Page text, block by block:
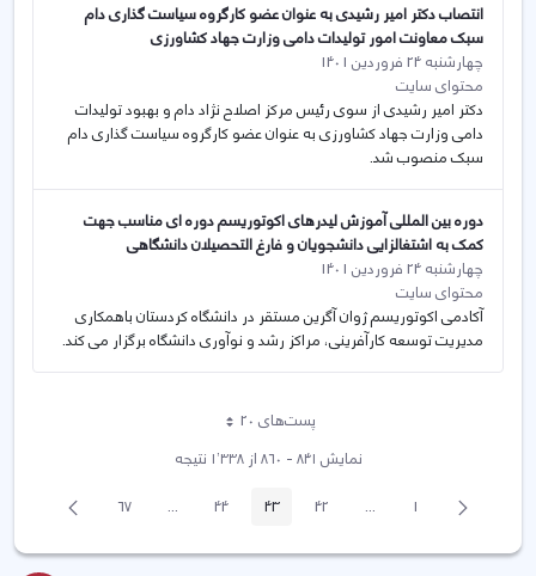
انتصاب دکتر امیر رشیدی به عنوان عضو کارگروه سیاست گذاری دام
سبک معاونت امور تولیدات دامی وزارت جهاد کشاورزی
چهارشنبه 24 فروردین 1401
محتوای سایت
دکتر امیر رشیدی از سوی رئیس مرکز اصلاح نژاد دام و بهبود تولیدات
دامی وزارت جهاد کشاورزی به عنوان عضو کارگروه سیاست گذاری دام
سبک منصوب شد.
دوره بین المللی آموزش لیدرهای اکوتوریسم دوره ای مناسب جهت
کمک به اشتغالزایی دانشجویان و فارغ التحصیلان دانشگاهی
چهارشنبه 24 فروردین 1401
محتوای سایت
آکادمی اکوتوریسم ژوان آگرین مستقر در دانشگاه کردستان باهمکاری
مدیریت توسعه کارآفرینی، مراکز رشد و نوآوری دانشگاه برگزار می کند.
پست‌‌های 20هر صفحه
نمایش ۸۴۱ - ۸۶۰ از ۱٬۳۳۸ نتیجه
پیغام
قبلی صفحه1
...
Intermediate Pages
صفحه42 صفحه43 صفحه44
...
Intermediate Pages
صفحه67 صفحه
بعد